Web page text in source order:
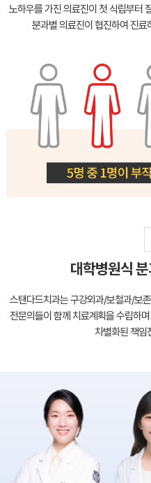
노하우를 가진 의료진이 첫 식립부터
분과별 의료진이 협진하여 진
대학병원식
스탠다드치과는 구강외과/보철과/보
전문의들이 함께 치료계획을 수립하
차별화된 책임